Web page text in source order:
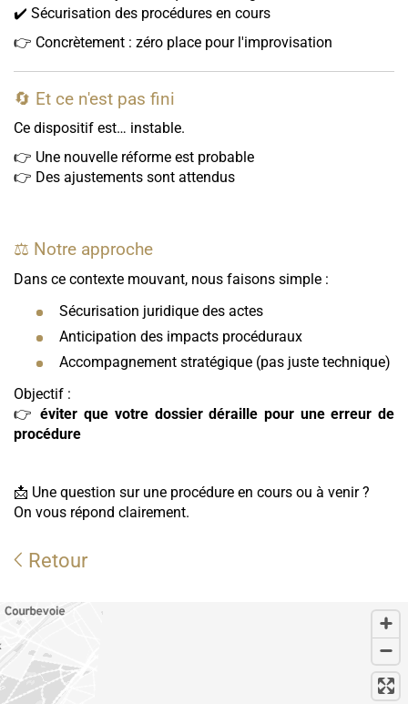
✔️ Sécurisation des procédures en cours
👉 Concrètement : zéro place pour l'improvisation
🔄 Et ce n'est pas fini
Ce dispositif est… instable.
👉 Une nouvelle réforme est probable
👉 Des ajustements sont attendus
⚖️ Notre approche
Dans ce contexte mouvant, nous faisons simple :
Sécurisation juridique des actes
Anticipation des impacts procéduraux
Accompagnement stratégique (pas juste technique)
Objectif :
👉éviter que votre dossier déraille pour une erreur de
procédure
📩 Une question sur une procédure en cours ou à venir ?
On vous répond clairement.
Retour